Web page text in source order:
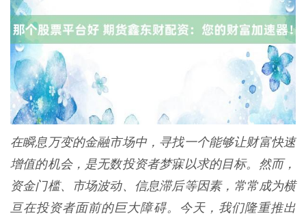
在瞬息万变的金融市场中，寻找一个能够让财富快速
增值的机会，是无数投资者梦寐以求的目标。然而，
资金门槛、市场波动、信息滞后等因素，常常成为横
亘在投资者面前的巨大障碍。今天，我们隆重推出